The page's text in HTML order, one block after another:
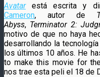
Avatarestá escrita y
Cameron, autor de
Abyss, Terminator 2:
motivo de que no haya
desarrollando la
los últimos 10 años. He
to make this movie for
nos trae esta peli el 18 de